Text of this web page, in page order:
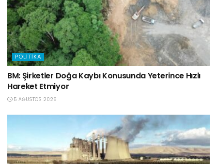
POLITIKA
BM: Şirketler Doğa Kaybı Konusunda Yeterince Hızlı
Hareket Etmiyor
5 AĞUSTOS 2026